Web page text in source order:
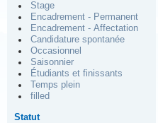
Stage
Encadrement - Permanent
Encadrement - Affectation
Candidature spontanée
Occasionnel
Saisonnier
Étudiants et finissants
Temps plein
filled
Statut